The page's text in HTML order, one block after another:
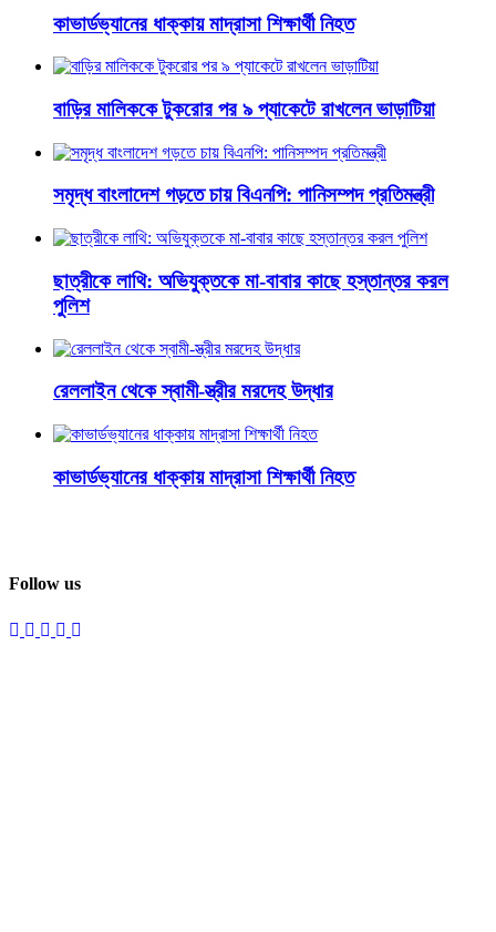
কাভার্ডভ্যানের ধাক্কায় মাদ্রাসা শিক্ষার্থী নিহত
বাড়ির মালিককে টুকরোর পর ৯ প্যাকেটে রাখলেন ভাড়াটিয়া
সমৃদ্ধ বাংলাদেশ গড়তে চায় বিএনপি: পানিসম্পদ প্রতিমন্ত্রী
ছাত্রীকে লাথি: অভিযুক্তকে মা-বাবার কাছে হস্তান্তর করল
পুলিশ
রেললাইন থেকে স্বামী-স্ত্রীর মরদেহ উদ্ধার
কাভার্ডভ্যানের ধাক্কায় মাদ্রাসা শিক্ষার্থী নিহত
Follow us